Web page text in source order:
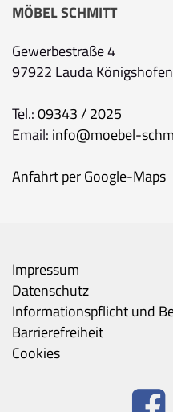
MÖBEL SCHMITT
Gewerbestraße 4
97922 Lauda Königshofen
Tel.:09343 / 2025
Email: info@moebel-
Anfahrt per Google-Maps
Impressum
Datenschutz
Informationspflicht und
Barrierefreiheit
Cookies